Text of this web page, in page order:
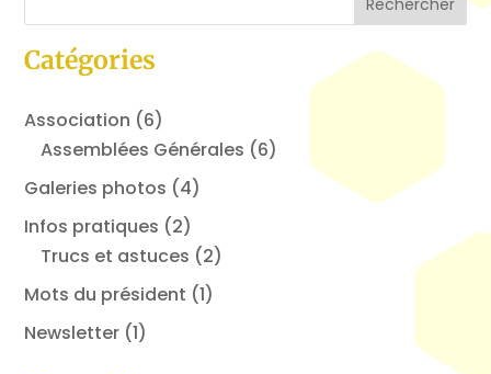
Catégories
Association (6)
Assemblées Générales (6)
Galeries photos (4)
Infos pratiques (2)
Trucs et astuces (2)
Mots du président (1)
Newsletter (1)